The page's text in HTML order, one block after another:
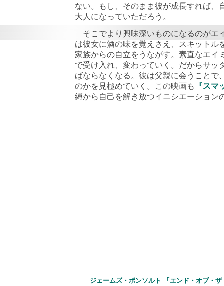
ない。もし、そのまま彼が成長すれば、
大人になっていただろう。
そこでより興味深いものになるのがエ
は彼女に酒の味を覚えさえ、スキットル
家族からの自立をうながす。素直なエイ
で受け入れ、変わっていく。だからサッ
ばならなくなる。彼は父親に会うことで
のかを見極めていく。この映画も
『スマ
縛から自己を解き放つイニシエーション
ジェームズ・ポンソルト 『エンド・オブ・